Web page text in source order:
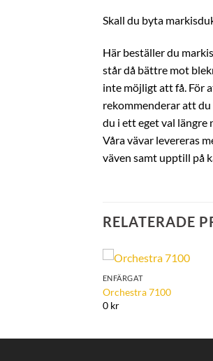
Skall du byta
Här beställer du
står då bättre mot
inte möjligt att få. För
rekommenderar att du
du i ett eget val längre
Våra vävar levereras
väven samt upptill på
RELATERADE
ENFÄRGAT
Orchestra 7100
0 kr